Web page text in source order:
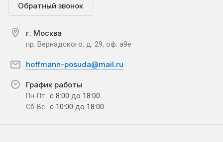
Обратный звонок
г. Москва
пр. Вернадского, д. 29, оф. а9е
hoffmann-posuda@mail.ru
График работы
Пн-Пт с 8:00 до 18:00
Сб-Вс с 10:00 до 18:00